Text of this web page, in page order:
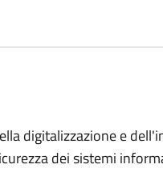
digitalizzazione e
dei sistemi